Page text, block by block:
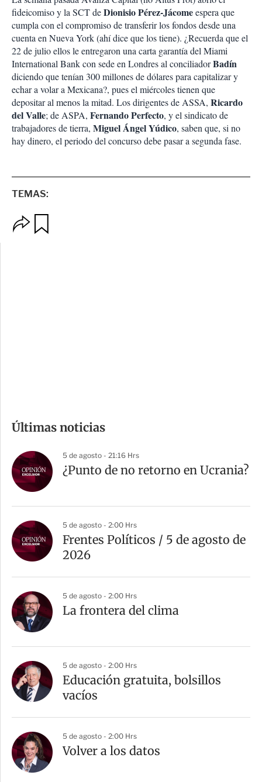
fideicomiso y la SCT deDionisio Pérez-Jácomeespera que
cumpla con el compromiso de transferir los fondos desde una
cuenta en Nueva York (ahí dice que los tiene). ¿Recuerda que el
22 de julio ellos le entregaron una carta garantía del Miami
International Bank con sede en Londres al conciliadorBadín
diciendo que tenían 300 millones de dólares para capitalizar y
echar a volar a Mexicana?, pues el miércoles tienen que
depositar al menos la mitad. Los dirigentes de ASSA, Ricardo
del Valle; de ASPA, Fernando Perfecto, y el sindicato de
trabajadores de tierra, Miguel Ángel Yúdico, saben que, si no
hay dinero, el periodo del concurso debe pasar a segunda fase.
TEMAS:
p
p
a
r
t
Últimas noticias
5 de agosto - 21:16 Hrs
¿Punto de no retorno en Ucrania?
5 de agosto - 2:00 Hrs
Frentes Políticos / 5 de agosto de
2026
5 de agosto - 2:00 Hrs
La frontera del clima
5 de agosto - 2:00 Hrs
Educación gratuita, bolsillos
vacíos
5 de agosto - 2:00 Hrs
Volver a los datos